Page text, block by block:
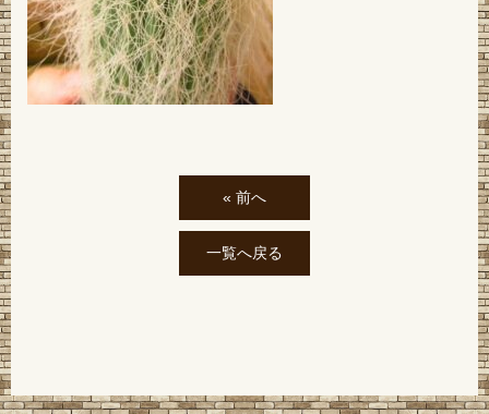
« 前へ
一覧へ戻る